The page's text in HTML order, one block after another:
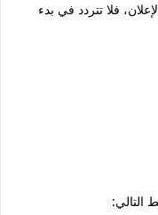
فلا تتردد في بدء
التالي: